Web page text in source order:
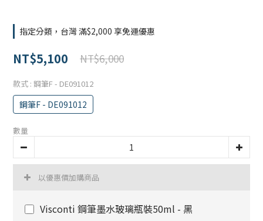
指定分類，台灣 滿$2,000 享免運優惠
NT$5,100 NT$6,000
款式 : 鋼筆F - DE091012
鋼筆F - DE091012
數量
以優惠價加購商品
Visconti 鋼筆墨水玻璃瓶裝50ml - 黑